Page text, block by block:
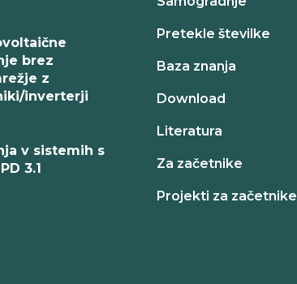
brez
z
inverterji
v sistemih s
3.1
Pretekle številke
Baza znanja
Download
Literatura
Za začetnike
Projekti za začetnike